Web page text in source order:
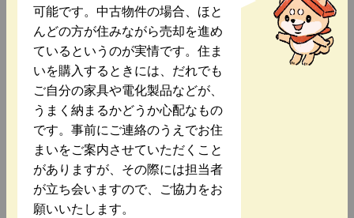
可能です。中古物件の場合、ほと
んどの方が住みながら売却を進め
ているというのが実情です。住ま
いを購入するときには、だれでも
ご自分の家具や電化製品などが、
うまく納まるかどうか心配なもの
です。事前にご連絡のうえでお住
まいをご案内させていただくこと
がありますが、その際には担当者
が立ち会いますので、ご協力をお
願いいたします。